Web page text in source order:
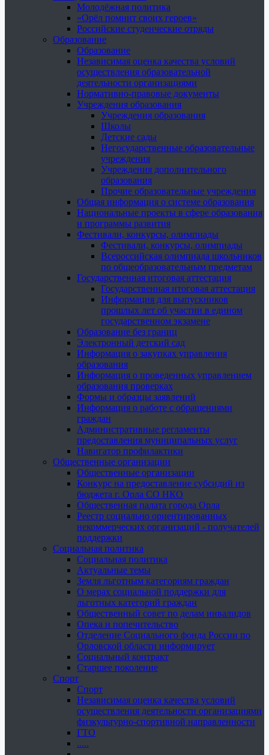
Молодёжная политика
«Орёл помнит своих героев»
Российские студенческие отряды
Образование
Образование
Независимая оценка качества условий
осуществления образовательной
деятельности организациями
Нормативно-правовые документы
Учреждения образования
Учреждения образования
Школы
Детские сады
Негосударственные образовательные
учреждения
Учреждения дополнительного
образования
Прочие образовательные учреждения
Общая информация о системе образования
Национальные проекты в сфере образования
и программы развития
Фестивали, конкурсы, олимпиады
Фестивали, конкурсы, олимпиады
Всероссийская олимпиада школьников
по общеобразовательным предметам
Государственная итоговая аттестация
Государственная итоговая аттестация
Информация для выпускников
прошлых лет об участии в едином
государственном экзамене
Образование без границ
Электронный детский сад
Информация о закупках управления
образования
Информация о проведенных управлением
образования проверках
Формы и образцы заявлений
Информация о работе с обращениями
граждан
Административные регламенты
предоставления муниципальных услуг
Навигатор профилактики
Общественные организации
Общественные организации
Конкурс на предоставление субсидий из
бюджета г. Орла СО НКО
Общественная палата города Орла
Реестр социально ориентированных
некоммерческих организаций - получателей
поддержки
Социальная политика
Социальная политика
Актуальные темы
Земля льготным категориям граждан
О мерах социальной поддержки для
льготных категорий граждан
Общественный совет по делам инвалидов
Опека и попечительство
Отделение Социального фонда России по
Орловской области информирует
Социальный контракт
Старшее поколение
Спорт
Спорт
Независимая оценка качества условий
осуществления деятельности организациями
физкультурно-спортивной направленности
ГТО
.....